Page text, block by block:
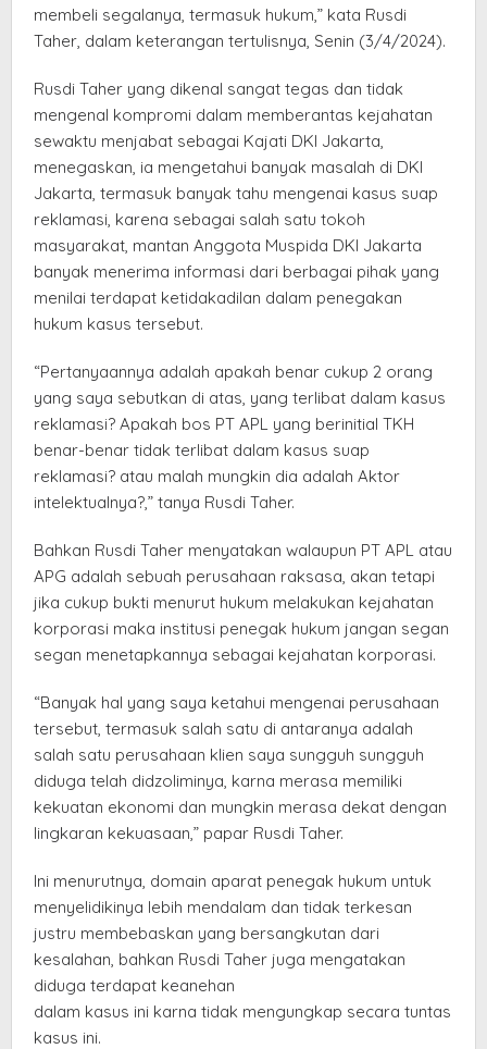
membeli segalanya, termasuk hukum,” kata Rusdi
Taher, dalam keterangan tertulisnya, Senin (3/4/2024).
Rusdi Taher yang dikenal sangat tegas dan tidak
mengenal kompromi dalam memberantas kejahatan
sewaktu menjabat sebagai Kajati DKI Jakarta,
menegaskan, ia mengetahui banyak masalah di DKI
Jakarta, termasuk banyak tahu mengenai kasus suap
reklamasi, karena sebagai salah satu tokoh
masyarakat, mantan Anggota Muspida DKI Jakarta
banyak menerima informasi dari berbagai pihak yang
menilai terdapat ketidakadilan dalam penegakan
hukum kasus tersebut.
“Pertanyaannya adalah apakah benar cukup 2 orang
yang saya sebutkan di atas, yang terlibat dalam kasus
reklamasi? Apakah bos PT APL yang berinitial TKH
benar-benar tidak terlibat dalam kasus suap
reklamasi? atau malah mungkin dia adalah Aktor
intelektualnya?,” tanya Rusdi Taher.
Bahkan Rusdi Taher menyatakan walaupun PT APL atau
APG adalah sebuah perusahaan raksasa, akan tetapi
jika cukup bukti menurut hukum melakukan kejahatan
korporasi maka institusi penegak hukum jangan segan
segan menetapkannya sebagai kejahatan korporasi.
“Banyak hal yang saya ketahui mengenai perusahaan
tersebut, termasuk salah satu di antaranya adalah
salah satu perusahaan klien saya sungguh sungguh
diduga telah didzoliminya, karna merasa memiliki
kekuatan ekonomi dan mungkin merasa dekat dengan
lingkaran kekuasaan,” papar Rusdi Taher.
Ini menurutnya, domain aparat penegak hukum untuk
menyelidikinya lebih mendalam dan tidak terkesan
justru membebaskan yang bersangkutan dari
kesalahan, bahkan Rusdi Taher juga mengatakan
diduga terdapat keanehan
dalam kasus ini karna tidak mengungkap secara tuntas
kasus ini.